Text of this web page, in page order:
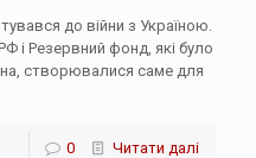
до війни з Україною.
і Резервний фонд, які було
створювалися саме для
0 Читати далі